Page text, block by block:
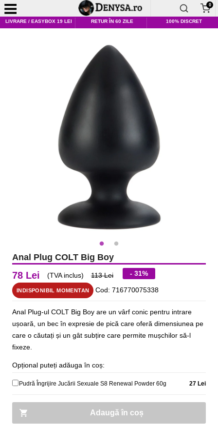
0
LIVRARE / EASYBOX 19 LEI RETUR ÎN 60 ZILE 100% DISCRET
Anal Plug COLT Big Boy
78 Lei (TVA inclus) 113 Lei - 31%
INDISPONIBIL MOMENTAN Cod: 716770075338
Anal Plug-ul COLT Big Boy are un vârf conic pentru intrare
ușoară, un bec în expresie de pică care oferă dimensiunea pe
care o căutați și un gât subțire care permite mușchilor să-l
fixeze.
Opțional puteți adăuga în coș:
Pudră Îngrijire Jucării Sexuale S8 Renewal Powder 60g 27 Lei
Adaugă în coș